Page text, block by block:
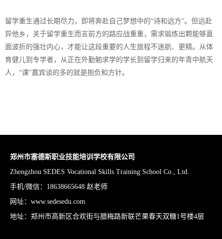
留学重生通过长期尽力，即将奔赴自己梦想中的“诗和远方”。但远赴
异他乡，关于留学重生而言前方的路应战重重，需求锻炼出颗能够直
面波折的强壮内心，才能让这段重要的人生旅程不迷航、更精。从体
育健儿到专学者，从正在外勤勉求学的学长到留学归来的年青中航天
人，“课”嘉宾谈的多的就是抱负和方针。
郑州市塞德斯职业技能培训学校有限公司
Zhengzhou SEDES Vocational Skills Training School Co., Ltd.
手机/微信：18638665648 赵老师
网址：www.sedesedu.com
地址：郑州市高新区合欢街与腊梅路新联芒果春天双糖1号楼4层